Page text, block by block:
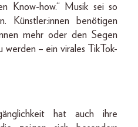
Know-how.“ Musik sei so
Künstler:innen benötigen
mehr oder den Segen
werden – ein virales TikTok-
hat auch ihre